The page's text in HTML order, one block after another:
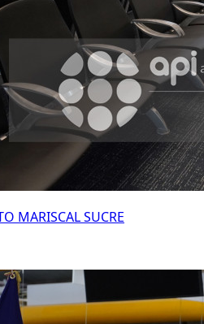
MARISCAL SUCRE